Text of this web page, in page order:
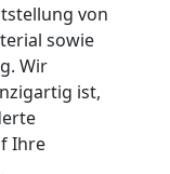
von
sowie
Wir
ist,
Ihre